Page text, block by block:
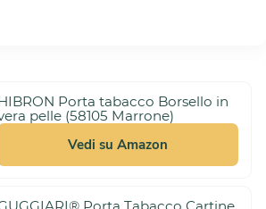
Porta tabacco Borsello in
pelle (58105 Marrone)
Vedi su Amazon